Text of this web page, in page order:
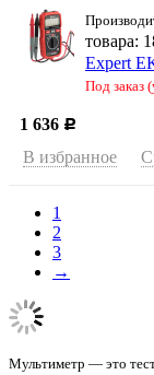
товара:
Expert
Под заказ
1 636 Р
В избранное
1
2
3
→
Мультиметр — это